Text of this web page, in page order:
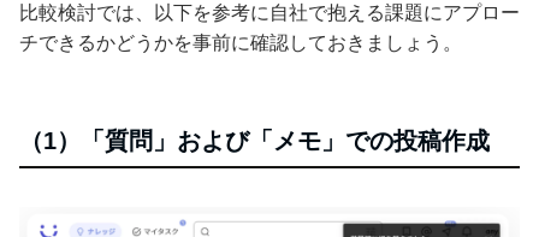
比較検討では、以下を参考に自社で抱える課題にアプロー
チできるかどうかを事前に確認しておきましょう。
（1）「質問」および「メモ」での投稿作成